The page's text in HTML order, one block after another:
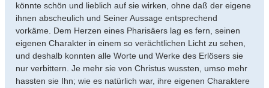
könnte schön und lieblich auf sie wirken, ohne daß der eigene
ihnen abscheulich und Seiner Aussage entsprechend
vorkäme. Dem Herzen eines Pharisäers lag es fern, seinen
eigenen Charakter in einem so verächtlichen Licht zu sehen,
und deshalb konnten alle Worte und Werke des Erlösers sie
nur verbittern. Je mehr sie von Christus wussten, umso mehr
hassten sie Ihn; wie es natürlich war, ihre eigenen Charaktere